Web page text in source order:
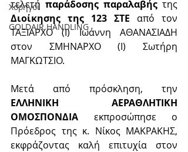
Χορηγοί
GOLDAIR HANDLING
τελετή παράδοσης παραλαβής
Διοίκησης της 123 ΣΤΕ από τον
ΤΑΞΙΑΡΧΟ (Ι) Ιωάννη ΑΘΑΝΑΣΙΑΔΗ
στον ΣΜΗΝΑΡΧΟ (Ι) Σωτήρη
ΜΑΓΚΩΤΣΙΟ.
ΕΛΛΗΝΙΚΗ ΑΕΡΑΘΛΗΤΙΚΗ
ΟΜΟΣΠΟΝΔΙΑ εκπροσώπησε ο
Πρόεδρος της κ. Νίκος ΜΑΚΡΑΚΗΣ,
εκφράζοντας καλή επιτυχία στον